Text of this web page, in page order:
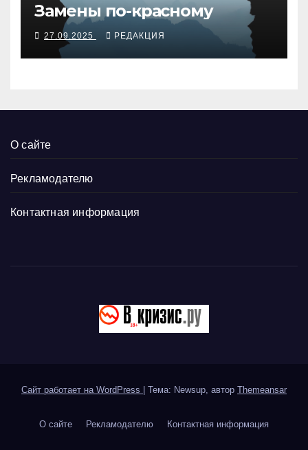
Замены по-красному
27.09.2025 РЕДАКЦИЯ
О сайте
Рекламодателю
Контактная информация
Сайт работает на WordPress Тема: Newsup, автор Themeansar
О сайте Рекламодателю Контактная информация